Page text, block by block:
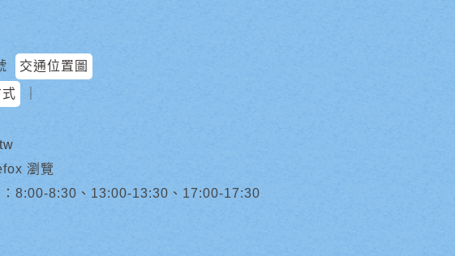
交通位置圖
瀏覽
8:00-8:30、13:00-13:30、17:00-17:30